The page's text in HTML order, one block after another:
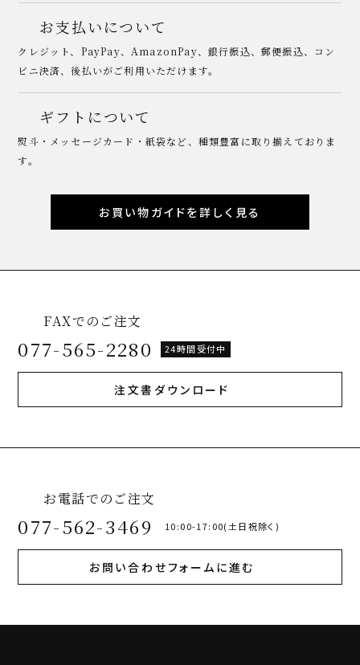
お支払いについて
クレジット、PayPay、AmazonPay、銀行振込、郵便振込、コン
ビニ決済、後払いがご利用いただけます。
ギフトについて
熨斗・メッセージカード・紙袋など、種類豊富に取り揃えておりま
す。
お買い物ガイドを詳しく見る
FAXでのご注文
077-565-2280 24時間受付中
注文書ダウンロード
お電話でのご注文
077-562-3469 10:00-17:00(土日祝除く)
お問い合わせフォームに進む